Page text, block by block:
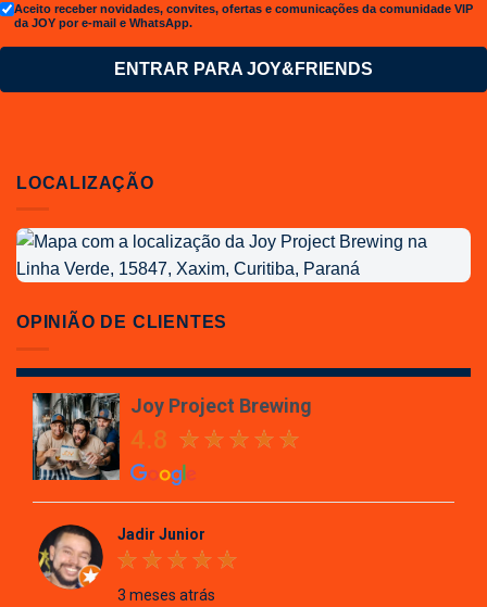
Aceito receber novidades, convites, ofertas e comunicações da comunidade VIP
da JOY por e-mail e WhatsApp.
ENTRAR PARA JOY&FRIENDS
LOCALIZAÇÃO
Localização
da
Project
Brewing
OPINIÃO DE CLIENTES
Joy Project Brewing
4.8
Jadir Junior
3 meses atrás